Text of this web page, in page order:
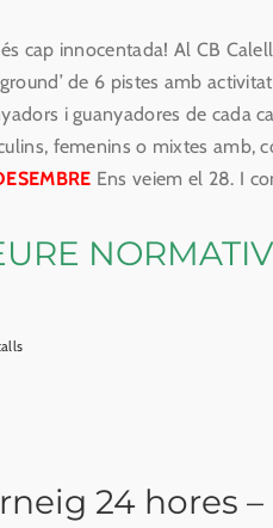
cap innocentada! Al CB
de 6 pistes amb
i guanyadores de cada
femenins o mixtes amb,
Ens veiem el 28. I
24 hores